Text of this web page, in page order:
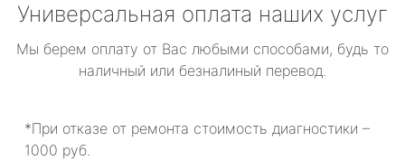
Универсальная оплата наших услуг
Мы берем оплату от Вас любыми способами, будь то
наличный или безналиный перевод.
*При отказе от ремонта стоимость диагностики –
1000 руб.